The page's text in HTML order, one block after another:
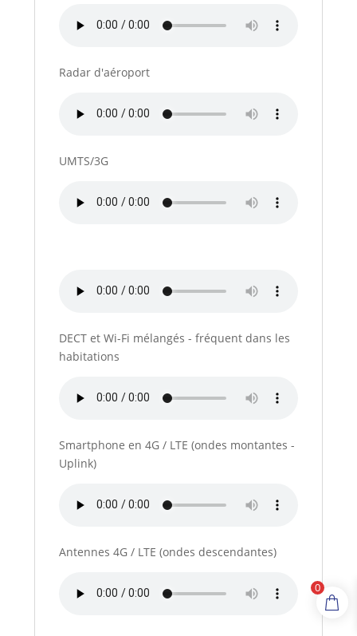
Radar d'aéroport
UMTS/3G
DECT et Wi-Fi mélangés - fréquent dans les
habitations
Smartphone en 4G / LTE (ondes montantes -
Uplink)
Antennes 4G / LTE (ondes descendantes)
0